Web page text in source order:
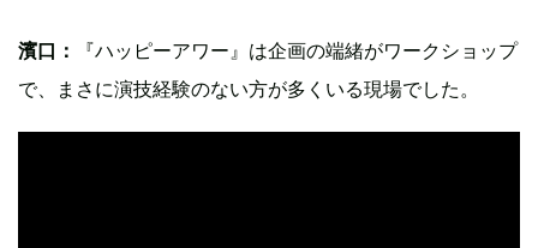
濱口：
『ハッピーアワー』は企画の端緒がワークショップ
で、まさに演技経験のない方が多くいる現場でした。